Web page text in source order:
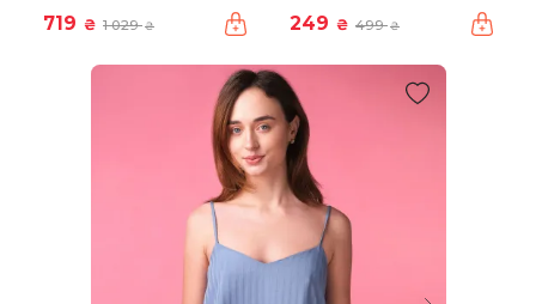
719 ₴ 1 029₴ 249 ₴ 499₴